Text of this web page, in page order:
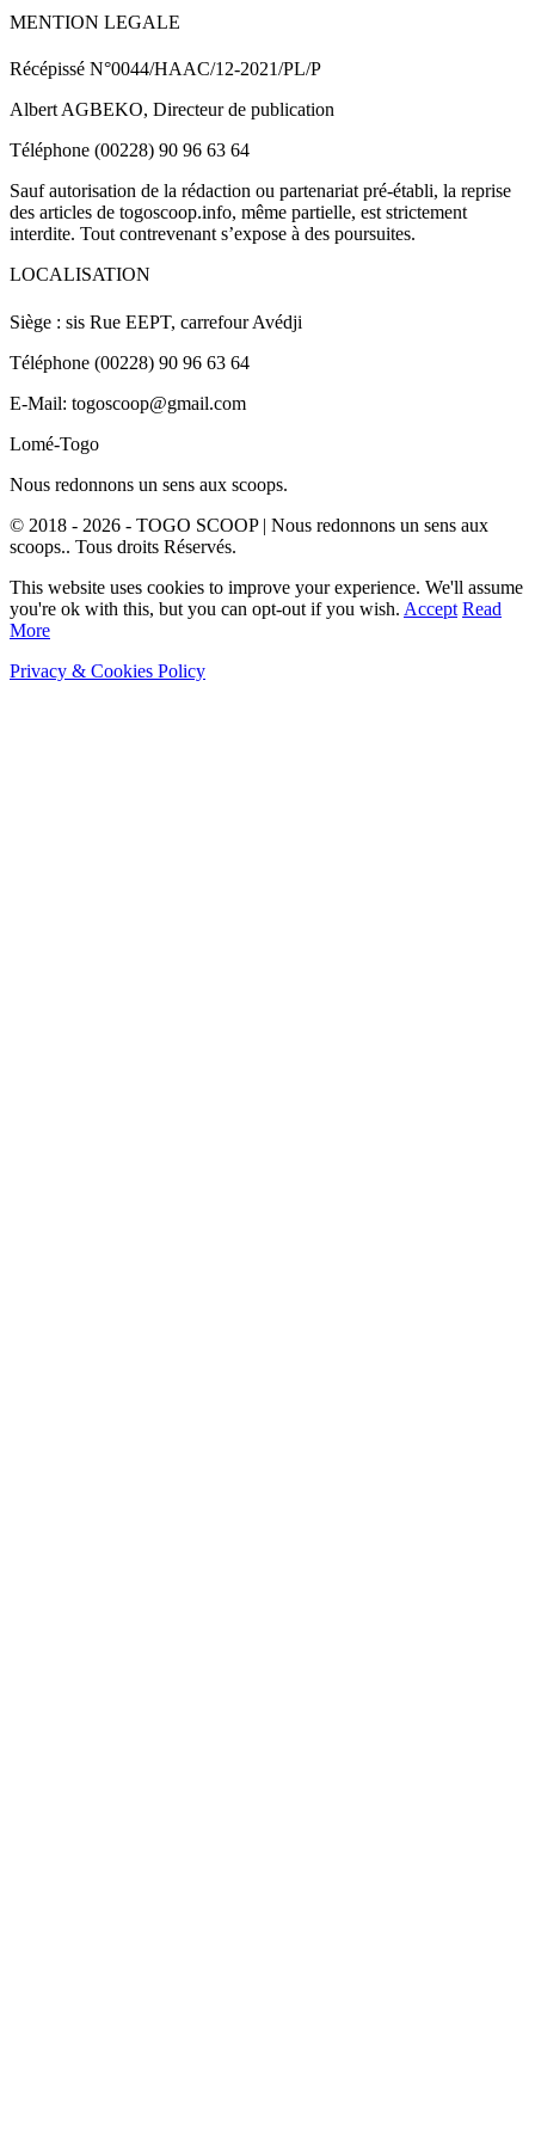
MENTION LEGALE
Récépissé N°0044/HAAC/12-2021/PL/P
Albert AGBEKO, Directeur de publication
Téléphone (00228) 90 96 63 64
Sauf autorisation de la rédaction ou partenariat pré-établi, la reprise
des articles de togoscoop.info, même partielle, est strictement
interdite. Tout contrevenant s’expose à des poursuites.
LOCALISATION
Siège : sis Rue EEPT, carrefour Avédji
Téléphone (00228) 90 96 63 64
E-Mail: togoscoop@gmail.com
Lomé-Togo
Nous redonnons un sens aux scoops.
© 2018 - 2026 - TOGO SCOOP | Nous redonnons un sens aux
scoops.. Tous droits Réservés.
This website uses cookies to improve your experience. We'll assume
you're ok with this, but you can opt-out if you wish. Accept Read
More
Privacy & Cookies Policy